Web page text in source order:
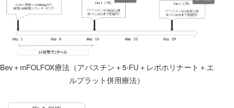
Bev＋mFOLFOX療法（アバスチン＋5-FU＋レボホリナート＋エ
ルプラット併用療法）